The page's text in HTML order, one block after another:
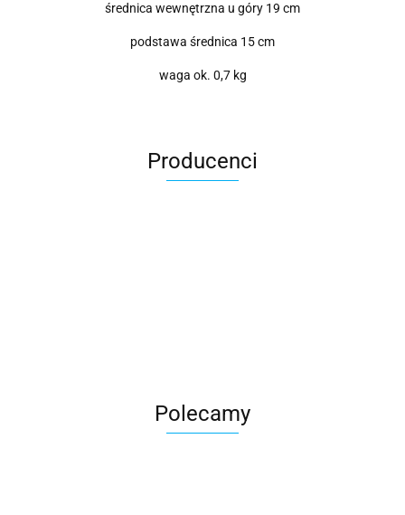
średnica wewnętrzna u góry 19 cm
podstawa średnica 15 cm
waga ok. 0,7 kg
Producenci
Polecamy